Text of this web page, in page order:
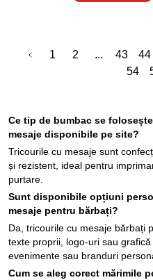
1 2 ... 43 44
54
Ce tip de bumbac se
mesaje disponibile pe site?
Tricourile cu mesaje sunt
și rezistent, ideal pentru
purtare.
Sunt disponibile opțiuni
mesaje pentru bărbați?
Da, tricourile cu mesaje bărbați
texte proprii, logo-uri sau
evenimente sau branduri
Cum se aleg corect mărimile